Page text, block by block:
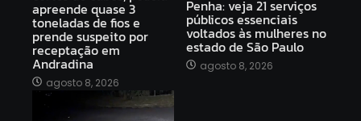
apreende quase 3
toneladas de fios e
prende suspeito por
receptação em
Andradina
agosto 8, 2026
Penha: veja 21 serviços
públicos essenciais
voltados às mulheres no
estado de São Paulo
agosto 8, 2026